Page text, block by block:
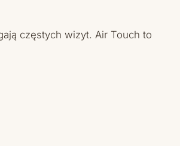
częstych wizyt. Air Touch to